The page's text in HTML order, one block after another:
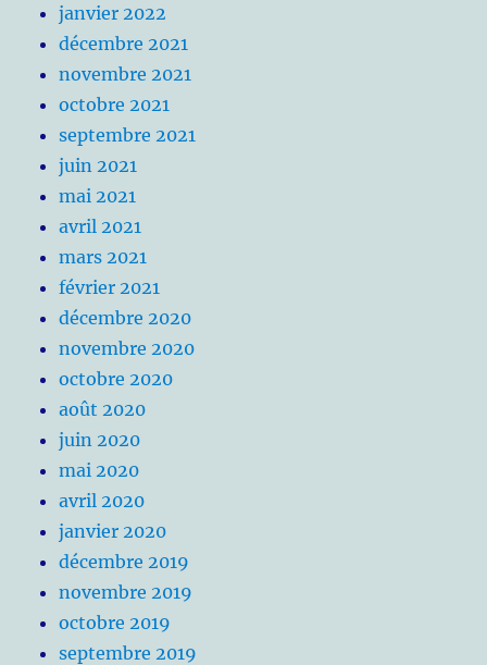
janvier 2022
décembre 2021
novembre 2021
octobre 2021
septembre 2021
juin 2021
mai 2021
avril 2021
mars 2021
février 2021
décembre 2020
novembre 2020
octobre 2020
août 2020
juin 2020
mai 2020
avril 2020
janvier 2020
décembre 2019
novembre 2019
octobre 2019
septembre 2019